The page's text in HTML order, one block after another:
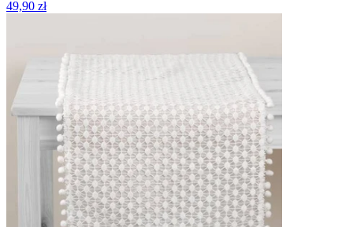
49,90 zł